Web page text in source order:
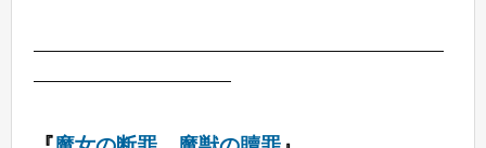
―――――――――――――――――――――――――――
―――――――――――――